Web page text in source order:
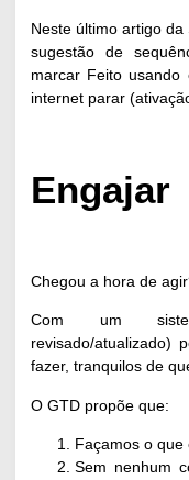
Neste último artigo
sugestão de
marcar Feito
internet parar
Engajar
Chegou a hora de
Com um
revisado/atualizado)
fazer, tranquilos de
O GTD propõe que:
Façamos o que
Sem nenhum